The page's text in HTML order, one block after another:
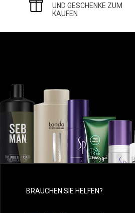
UND GESCHENKE ZUM
KAUFEN
BRAUCHEN SIE HELFEN?